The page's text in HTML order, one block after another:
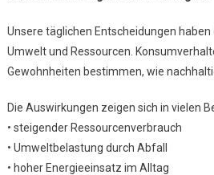
Unsere täglichen Entscheidungen
Umwelt und Ressourcen.
Gewohnheiten bestimmen, wie
Die Auswirkungen zeigen sich in vielen
• steigender Ressourcenverbrauch
• Umweltbelastung durch Abfall
• hoher Energieeinsatz im Alltag